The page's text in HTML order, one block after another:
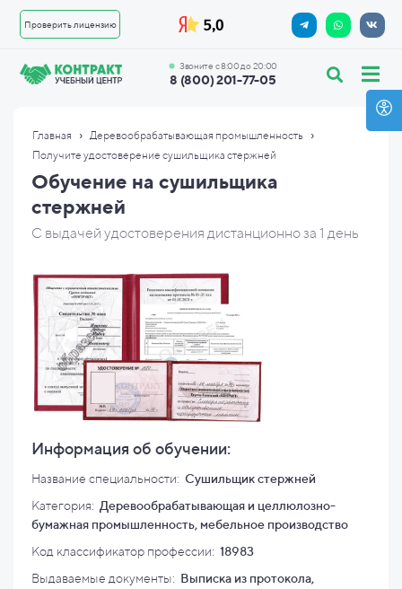
Проверить лицензию
8 (800) 201-77-05
Звоните с 8:00 до 20:00
Главная › Деревообрабатывающая промышленность ›
Получите удостоверение сушильщика стержней
Обучение на сушильщика
стержней
С выдачей удостоверения дистанционно за 1 день
Информация об обучении:
Название специальности: Сушильщик стержней
Категория: Деревообрабатывающая и целлюлозно-
бумажная промышленность, мебельное производство
Код классификатор профессии: 18983
Выдаваемые документы: Выписка из протокола,